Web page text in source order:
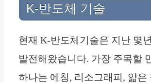
K-반도체 기술
현재 K-반도체기술은 지난 몇
발전해왔습니다. 가장 주목할
하나는 에칭, 리소그래피, 얇은